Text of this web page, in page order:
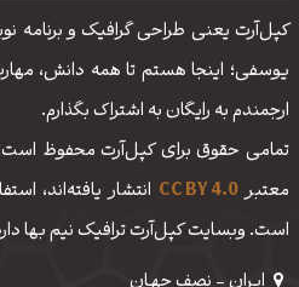
کپل‌آرت یعنی طراحی گرافیک و
یوسفی؛ اینجا هستم تا همه دانش،
ارجمندم به رایگان به اشتراک بگذارم.
تمامی حقوق برای کپل‌آرت محفوظ است.
معتبرCC BY 4.0 انتشار یافته‌اند،
است. وبسایت کپل‌آرت ترافیک نیم بها